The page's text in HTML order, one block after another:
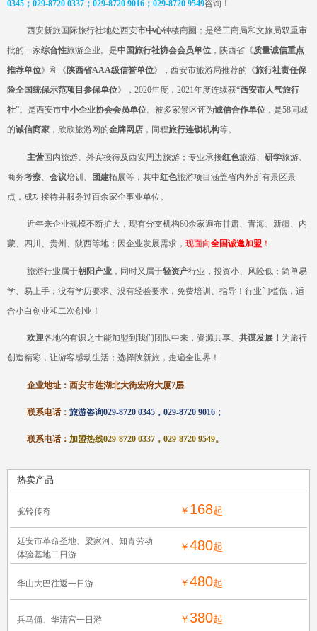
0345；029-8720 0337；029-8720 9016；029-8720 9549咨询 ！
西安新旅国际旅行社地处西安市中心钟楼商圈；是经工商局和文旅局双重审
批的一家综合性旅游企业。是中国旅行社协会会员单位 ，陕西省《质量诚信重点
推荐单位》和《 陕西省AAA级信誉单位》，西安市旅游局推荐的《旅行社责任保
险全国统保示范项目参保单位》， 2020年度，2021年度连续获“西安市人气旅行
社”。是西安市中小企业协会会员单位。被多家景区评为诚信合作单位 ，是58同城
的诚信商家 ，欣欣旅游网的金牌网店 ，同程旅行连锁机构等。
主营国内旅游、外宾接待及西安周边旅游；专业承接红色旅游、研学旅游、
商务考察 会议培训、 团建拓展等；其中红色旅游项目涵盖省内外所有景区景
点， 成功接待并服务过百余家企事业单位。
近年来企业规模不断扩大，现有分支机构80余家遍布甘肃、青海、新疆、内
蒙、四川、贵州、陕西等地；因企业发展需求， 现面向全国诚邀加盟 ！
旅游行业属于朝阳产业 ，同时又属于轻资产行业，投资小、风险低；简单易
学、易上手；没有学历要求、没有经验要求，免费培训、指导！行业门槛低，适
合小白创业和二次创业！
欢迎各地的有识之士能加盟到我们团队中来，资源共享、共谋发展！ 为旅行
创造精彩，让游客感动生活；选择陕新旅，走遍全世界！
企业地址：西安市莲湖北大街宏府大厦7层
联系电话：旅游咨询029-8720 0345，029-8720 9016；
联系电话：加盟热线029-8720 0337，029-8720 9549。
热卖产品
驼铃传奇 ￥ 168起
延安市革命圣地、梁家河、知青劳动
体验基地二日游
￥480起
华山大巴往返一日游 ￥480起
兵马俑、华清宫一日游 ￥380起